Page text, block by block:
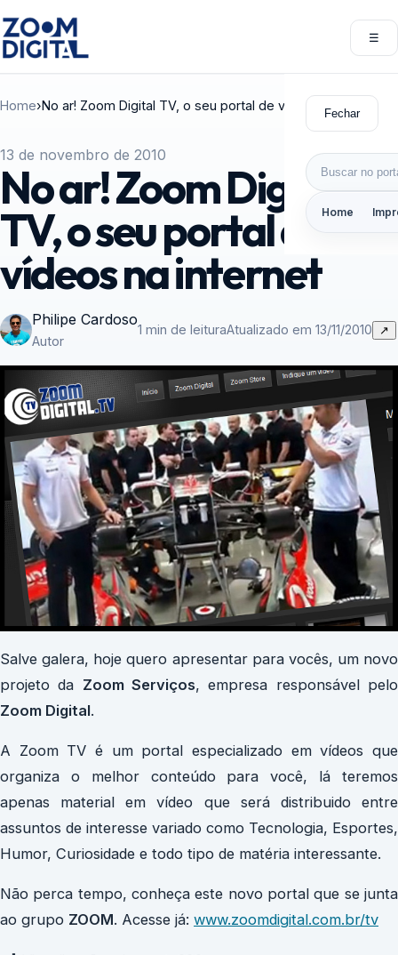
☰
Fechar
Buscar por:
Home
Home›No ar! Zoom Digital TV, o seu portal de vídeos na internet
13 de novembro de 2010
No ar! Zoom Digital
TV, o seu portal de
vídeos na internet
Philipe Cardoso
Autor
1 min de leituraAtualizado em 13/11/2010 ↗
Salve galera, hoje quero apresentar para vocês, um novo
projeto da Zoom Serviços, empresa responsável pelo
Zoom Digital.
A Zoom TV é um portal especializado em vídeos que
organiza o melhor conteúdo para você, lá teremos
apenas material em vídeo que será distribuido entre
assuntos de interesse variado como Tecnologia, Esportes,
Humor, Curiosidade e todo tipo de matéria interessante.
Não perca tempo, conheça este novo portal que se junta
ao grupo ZOOM. Acesse já: www.zoomdigital.com.br/tv